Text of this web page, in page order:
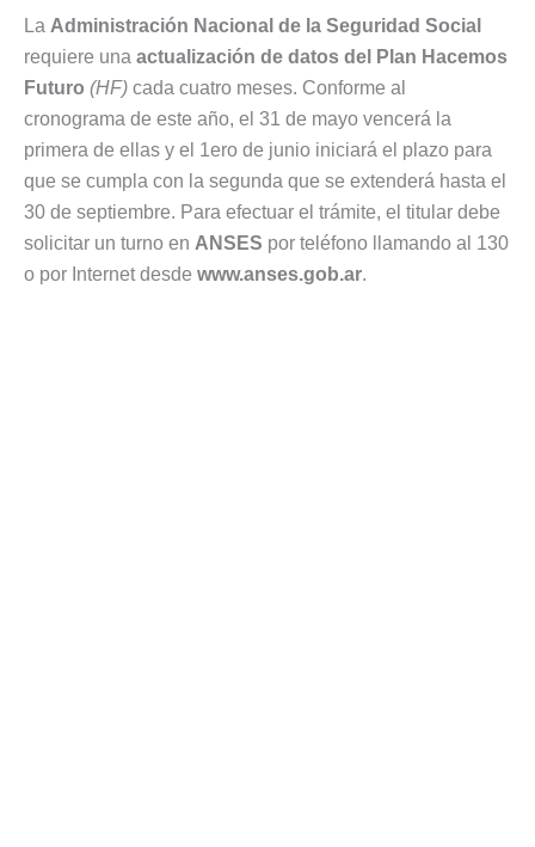
La Administración Nacional de la Seguridad Social
requiere una actualización de datos del Plan Hacemos
Futuro (HF) cada cuatro meses. Conforme al
cronograma de este año, el 31 de mayo vencerá la
primera de ellas y el 1ero de junio iniciará el plazo para
que se cumpla con la segunda que se extenderá hasta el
30 de septiembre. Para efectuar el trámite, el titular debe
solicitar un turno en ANSES por teléfono llamando al 130
o por Internet desde www.anses.gob.ar.